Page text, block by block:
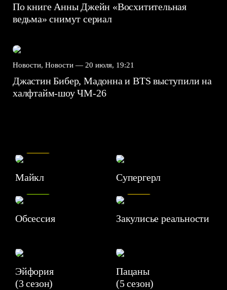
По книге Анны Джейн «Восхитительная
ведьма» снимут сериал
Новости, Новости — 20 июля, 19:21
Джастин Бибер, Мадонна и BTS выступили на
халфтайм-шоу ЧМ-26
Майкл Супергерл
Обсессия
7.1
Закулисье реальности
Эйфория
(3 сезон)
Пацаны
(5 сезон)